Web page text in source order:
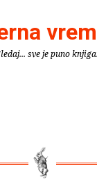
sve je puno knjiga.